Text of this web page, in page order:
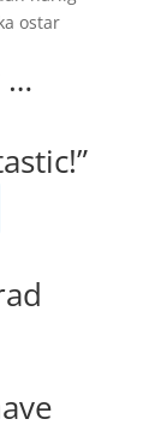
ostar
…